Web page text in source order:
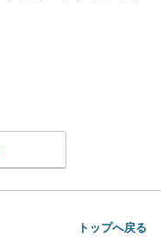
トップへ戻る